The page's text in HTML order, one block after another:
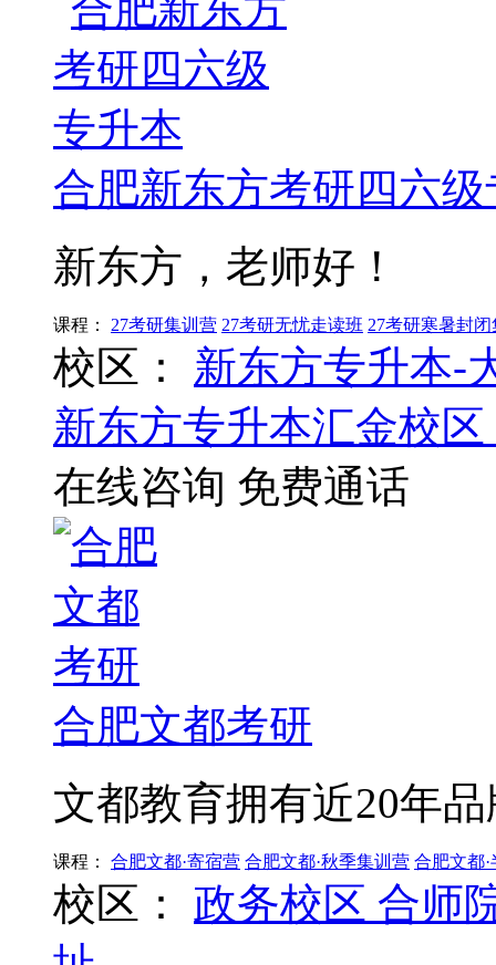
合肥新东方考研四六
新东方，老师好！
课程： 27考研集训营 27考研无忧走读班 27考研寒暑封
校区：
新东方专升本-
新东方专升本汇金校区
在线咨询 免费通话
合肥文都考研
文都教育拥有近20年
课程： 合肥文都·寄宿营 合肥文都·秋季集训营 合肥文都
校区： 政务校区 合师